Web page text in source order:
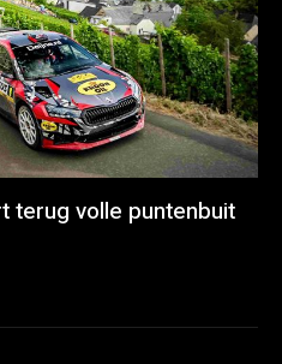
terug volle puntenbuit